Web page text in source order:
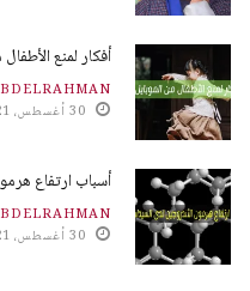
أفكار لمنع
30 أغسطس، 2021
أسباب ارتفاع
30 أغسطس، 2021